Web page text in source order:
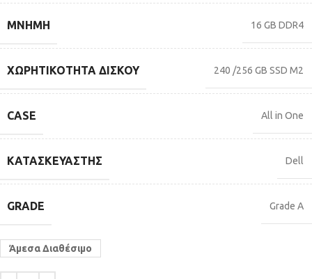
ΜΝΉΜΗ 16 GB DDR4
ΧΩΡΗΤΙΚΌΤΗΤΑ ΔΊΣΚΟΥ 240 /256 GB SSD M2
CASE All in One
ΚΑΤΑΣΚΕΥΑΣΤΉΣ Dell
GRADE Grade A
Άμεσα Διαθέσιμο